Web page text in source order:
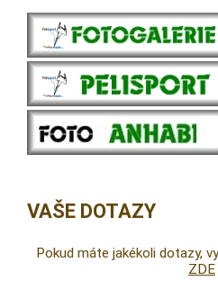
VAŠE DOTAZY
Pokud máte jakékoli dotazy,
ZDE